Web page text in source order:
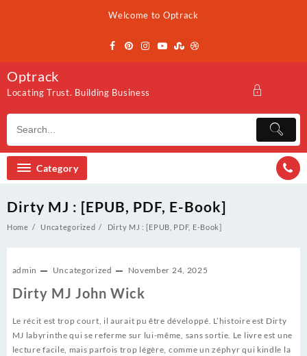
Welcome to Optrack
Optrack
Locating Trust. Building Business
Category
Dirty MJ : [EPUB, PDF, E-Book]
Home Uncategorized Dirty MJ : [EPUB, PDF, E-Book]
admin Uncategorized November 24, 2025
Dirty MJ John Wick
Le récit est trop court, il aurait pu être développé. L’histoire est Dirty
MJ labyrinthe qui se referme sur lui-même, sans sortie. Le livre est une
lecture facile, mais parfois trop légère, comme un zéphyr qui kindle la